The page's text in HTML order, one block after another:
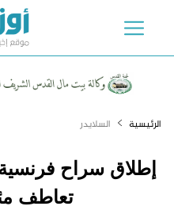
الرئيسية السلايدر
إطلاق سراح
تعاطف